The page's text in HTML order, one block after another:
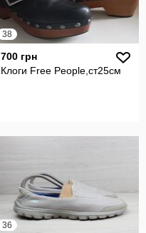
38
700 грн
Клоги Free People,ст25см
36